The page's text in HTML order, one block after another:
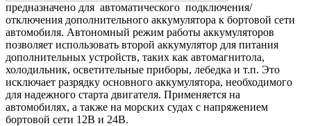
предназначено для автоматического подключения/
отключения дополнительного аккумулятора к бортовой сети
автомобиля. Автономный режим работы аккумуляторов
позволяет использовать второй аккумулятор для питания
дополнительных устройств, таких как автомагнитола,
холодильник, осветительные приборы, лебедка и т.п. Это
исключает разрядку основного аккумулятора, необходимого
для надежного старта двигателя. Применяется на
автомобилях, а также на морских судах с напряжением
бортовой сети 12В и 24В.